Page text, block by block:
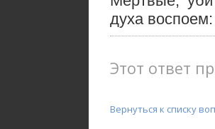
духа
Этот ответ
Вернуться к списку